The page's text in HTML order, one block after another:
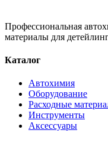
Профессиональная
материалы для
Каталог
Автохимия
Оборудование
Расходные
Инструменты
Аксессуары